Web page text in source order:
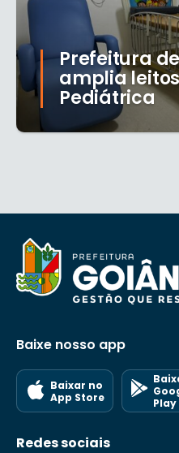
Prefeitura
amplia leitos
Pediátrica
Baixe nosso app
Baixar no
App Store
Play
Redes sociais